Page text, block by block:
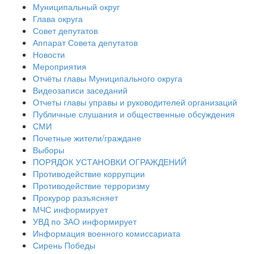
Муниципальный округ
Глава округа
Совет депутатов
Аппарат Совета депутатов
Новости
Мероприятия
Отчёты главы Муниципального округа
Видеозаписи заседаний
Отчеты главы управы и руководителей организаций
Публичные слушания и общественные обсуждения
СМИ
Почетные жители/граждане
Выборы
ПОРЯДОК УСТАНОВКИ ОГРАЖДЕНИЙ
Противодействие коррупции
Противодействие терроризму
Прокурор разъясняет
МЧС информирует
УВД по ЗАО информирует
Информация военного комиссариата
Сирень Победы